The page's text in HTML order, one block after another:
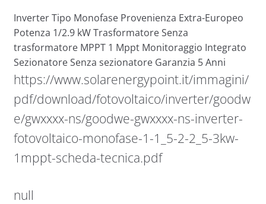
Inverter Tipo Monofase Provenienza Extra-Europeo
Potenza 1/2.9 kW Trasformatore Senza
trasformatore MPPT 1 Mppt Monitoraggio Integrato
Sezionatore Senza sezionatore Garanzia 5 Anni
https://www.solarenergypoint.it/immagini/
pdf/download/fotovoltaico/inverter/goodw
e/gwxxxx-ns/goodwe-gwxxxx-ns-inverter-
fotovoltaico-monofase-1-1_5-2-2_5-3kw-
1mppt-scheda-tecnica.pdf
null